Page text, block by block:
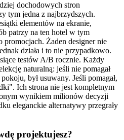
dochodowych stron
tym jedna z najbrzydszych.
elementów na ekranie,
patrzy na ten hotel w tym
promocjach. Żaden designer nie
działa i to nie przypadkowo.
testów A/B rocznie. Każdy
naturalną: jeśli nie pomagał
był usuwany. Jeśli pomagał,
Ich strona nie jest kompletnym
wynikiem milionów decyzji
eleganckie alternatywy przegrały
projektujesz?